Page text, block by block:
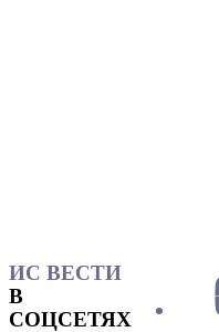
ИС ВЕСТИ
В
СОЦСЕТЯХ